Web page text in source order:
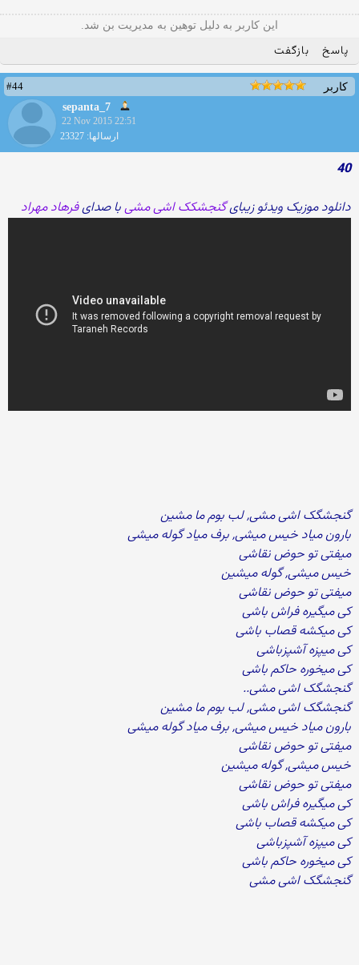
این کاربر به دلیل توهین به مدیریت بن شد.
پاسخ بازگفت
کاربر
#44
sepanta_7
22 Nov 2015 22:51
ارسالها: 23327
40
دانلود موزیک ویدئو زیبایگنجشکک اشی مشیبا صدایفرهاد مهراد
گنجشگک اشی مشی, لب بوم ما مشین
بارون میاد خیس میشی, برف میاد گوله میشی
میفتی تو حوض نقاشی
خیس میشی, گوله میشین
میفتی تو حوض نقاشی
کی میگیره فراش باشی
کی میکشه قصاب باشی
کی میپزه آشپزباشی
کی میخوره حاکم باشی
گنجشگک اشی مشی..
گنجشگک اشی مشی, لب بوم ما مشین
بارون میاد خیس میشی, برف میاد گوله میشی
میفتی تو حوض نقاشی
خیس میشی, گوله میشین
میفتی تو حوض نقاشی
کی میگیره فراش باشی
کی میکشه قصاب باشی
کی میپزه آشپزباشی
کی میخوره حاکم باشی
گنجشگک اشی مشی